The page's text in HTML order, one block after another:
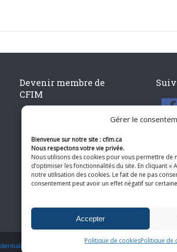
Gérer le
Bienvenue sur notre site : cfim.ca
Nous respectons votre vie privée.
Nous utilisons des cookies pour vous permettre de
d’optimiser les fonctionnalités du site. En cliquant «
notre utilisation des cookies. Le fait de ne pas
consentement peut avoir un effet négatif sur
Accepter
Politique de cookiesPolitique de
Devenir membre de
CFIM